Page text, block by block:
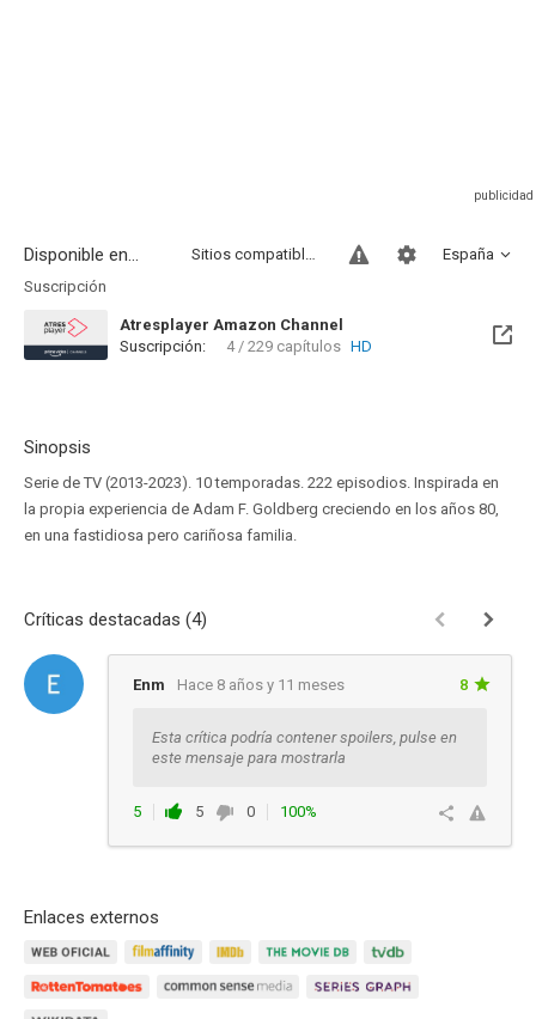
Disponible en... España
Sitios compatibles
Suscripción
Atresplayer Amazon Channel
Suscripción:
4 / 229 capítulos HD
Sinopsis
Serie de TV (2013-2023). 10 temporadas. 222 episodios. Inspirada en
la propia experiencia de Adam F. Goldberg creciendo en los años 80,
en una fastidiosa pero cariñosa familia.
Críticas destacadas (4)
Enm Hace 8 años y 11 meses 8
Esta crítica podría contener spoilers, pulse en
este mensaje para mostrarla
5 5 0
100%
Enlaces externos